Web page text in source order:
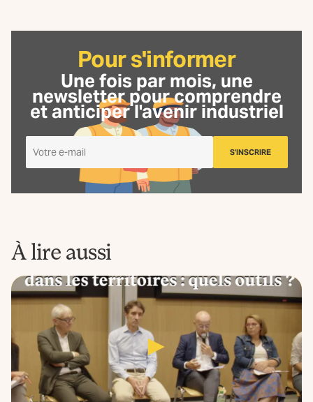
Pour s'informer
Une fois par mois, une
newsletterpour comprendre
et anticiper l'avenir industriel
m'inscris
à
S'INSCRIRE
À lire aussi